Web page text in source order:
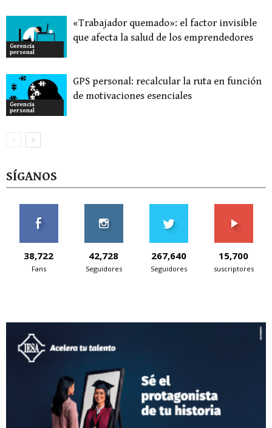
Gerencia
personal
«Trabajador quemado»: el factor invisible
que afecta la salud de los emprendedores
Gerencia
personal
GPS personal: recalcular la ruta en función
de motivaciones esenciales
SÍGANOS
38,722
Fans
42,728
Seguidores
267,640
Seguidores
15,700
suscriptores